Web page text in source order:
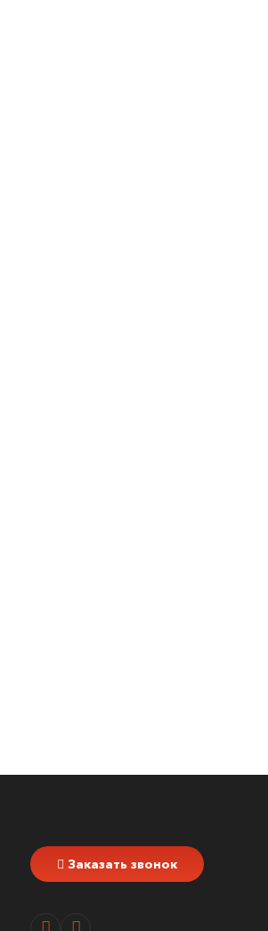
Заказать звонок